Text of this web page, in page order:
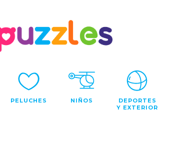
PELUCHES NIÑOS
DEPORTES
Y EXTERIOR